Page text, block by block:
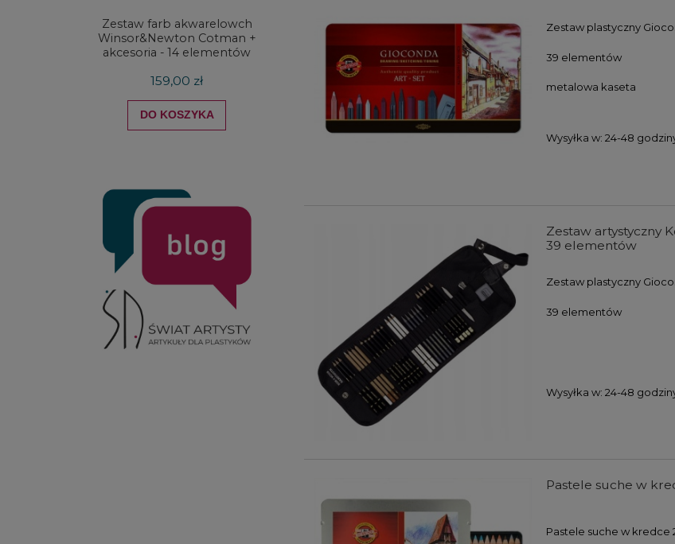
Zestaw farb akwarelowch
Winsor&Newton Cotman +
akcesoria - 14 elementów
159,00 zł
DO KOSZYKA
Zestaw farb akrylowych Winsor
& Newton Galeria Acrylic
Process Colours Set 5x60ml
104,00 zł
Zestaw farb akrylowych
& Newton Galeria Acrylic
Colours Set 5x60ml
107,00 zł
Zestaw plastyczny
39 elementów
metalowa kaseta
Wysyłka w: 24-48
Zestaw artystyczny
39 elementów
Zestaw plastyczny
39 elementów
Wysyłka w: 24-48
Pastele suche w
Pastele suche w kredce